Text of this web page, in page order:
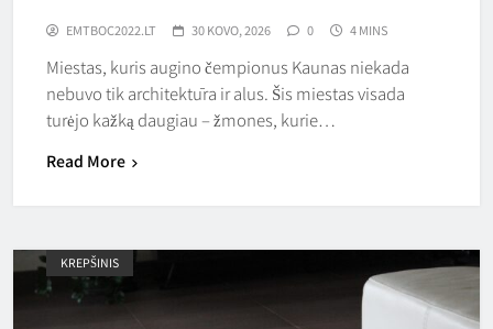
EMTBOC2022.LT 30 KOVO, 2026 0 4 MINS
Miestas, kuris augino čempionus Kaunas niekada
nebuvo tik architektūra ir alus. Šis miestas visada
turėjo kažką daugiau – žmones, kurie…
Read More
KREPŠINIS